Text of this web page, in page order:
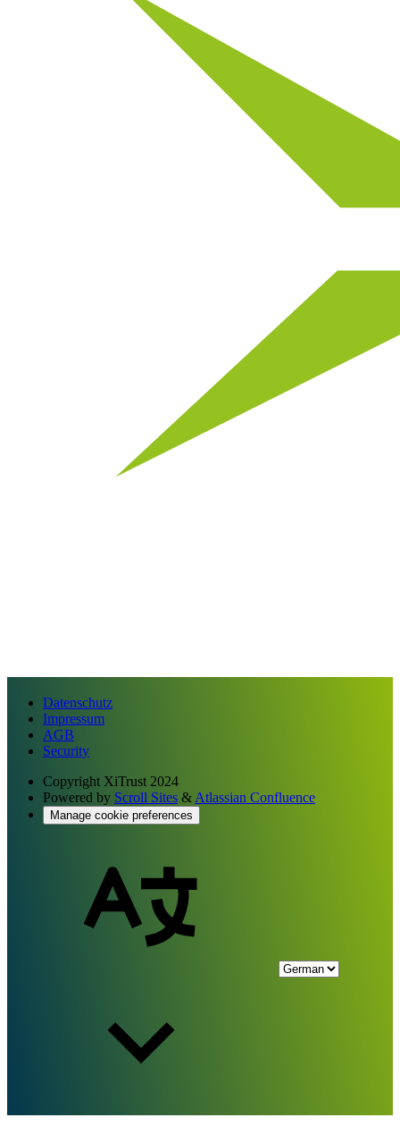
Datenschutz
Impressum
AGB
Security
Copyright XiTrust 2024
Powered by Scroll Sites & Atlassian Confluence
Manage cookie preferences